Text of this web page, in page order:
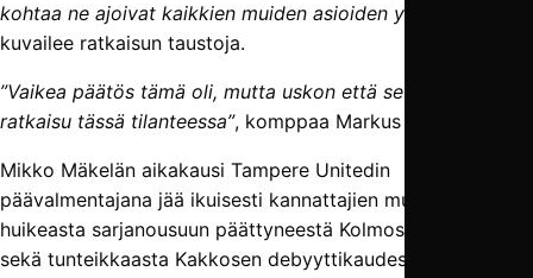
kohtaa ne ajoivat kaikkien muiden asioiden yli”
kuvailee ratkaisun taustoja.
”Vaikea päätös tämä oli, mutta uskon että se on paras
ratkaisu tässä tilanteessa”, komppaa Markus Halme.
Mikko Mäkelän aikakausi Tampere Unitedin
päävalmentajana jää ikuisesti kannattajien muistoihin
huikeasta sarjanousuun päättyneestä Kolmosen kaudesta
sekä tunteikkaasta Kakkosen debyyttikaudesta 2017.